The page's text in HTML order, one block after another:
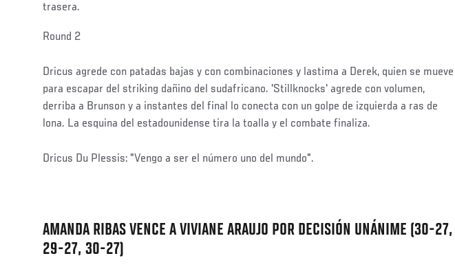
trasera.
Social
Round 2
Dricus agrede con patadas bajas y con combinaciones y lastima a Derek, quien se mueve
para escapar del striking dañino del sudafricano. 'Stillknocks' agrede con volumen,
derriba a Brunson y a instantes del final lo conecta con un golpe de izquierda a ras de
lona. La esquina del estadounidense tira la toalla y el combate finaliza.
Dricus Du Plessis: "Vengo a ser el número uno del mundo".
AMANDA RIBAS VENCE A VIVIANE ARAUJO POR DECISIÓN UNÁNIME (30-27,
29-27, 30-27)